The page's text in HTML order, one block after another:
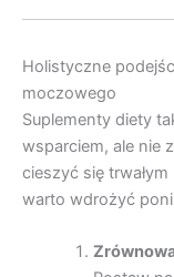
Holistyczne
moczowego
Suplementy diety
wsparciem, ale nie
cieszyć się
warto wdrożyć